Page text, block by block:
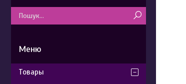
Товары